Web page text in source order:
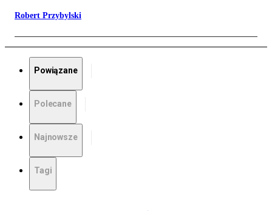
Robert Przybylski
Powiązane
Polecane
Najnowsze
Tagi